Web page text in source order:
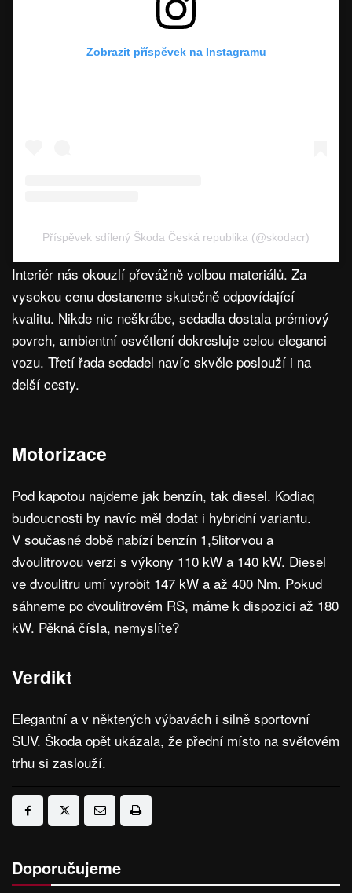
Zobrazit příspěvek na Instagramu
Příspěvek sdílený Škoda Česká republika (@skodacr)
Interiér nás okouzlí převážně volbou materiálů. Za
vysokou cenu dostaneme skutečně odpovídající
kvalitu. Nikde nic neškrábe, sedadla dostala prémiový
povrch, ambientní osvětlení dokresluje celou eleganci
vozu. Třetí řada sedadel navíc skvěle poslouží i na
delší cesty.
Motorizace
Pod kapotou najdeme jak benzín, tak diesel. Kodiaq
budoucnosti by navíc měl dodat i hybridní variantu.
V současné době nabízí benzín 1,5litorvou a
dvoulitrovou verzi s výkony 110 kW a 140 kW. Diesel
ve dvoulitru umí vyrobit 147 kW a až 400 Nm. Pokud
sáhneme po dvoulitrovém RS, máme k dispozici až 180
kW. Pěkná čísla, nemyslíte?
Verdikt
Elegantní a v některých výbavách i silně sportovní
SUV. Škoda opět ukázala, že přední místo na světovém
trhu si zaslouží.
Doporučujeme